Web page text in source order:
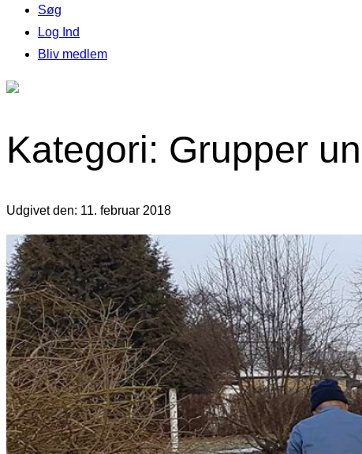
Søg
Log Ind
Bliv medlem
Kategori: Grupper
Udgivet den: 11. februar 2018